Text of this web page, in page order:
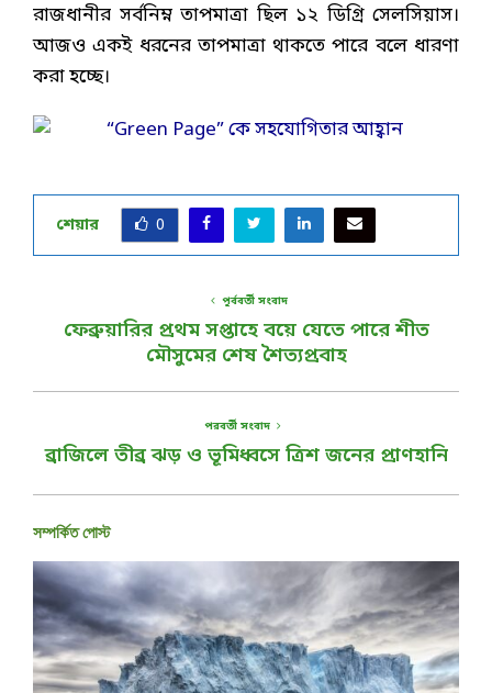
রাজধানীর সর্বনিম্ন তাপমাত্রা ছিল ১২ ডিগ্রি সেলসিয়াস।
আজও একই ধরনের তাপমাত্রা থাকতে পারে বলে ধারণা
করা হচ্ছে।
শেয়ার 0
পূর্ববর্তী সংবাদ
ফেব্রুয়ারির প্রথম সপ্তাহে বয়ে যেতে পারে শীত
মৌসুমের শেষ শৈত্যপ্রবাহ
পরবর্তী সংবাদ
ব্রাজিলে তীব্র ঝড় ও ভূমিধ্বসে ত্রিশ জনের প্রাণহানি
সম্পর্কিত পোস্ট